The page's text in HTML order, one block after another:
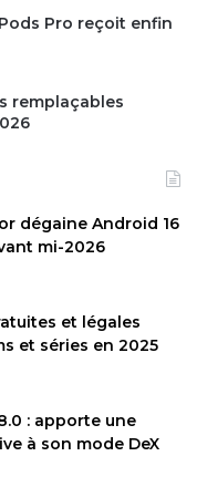
News
à jour et guides.
Pro reçoit enfin
remplaçables
dégaine Android 16
mi-2026
et légales
et séries en 2025
: apporte une
à son mode DeX